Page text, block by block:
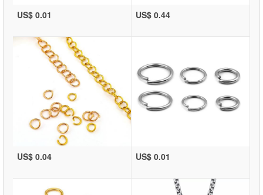
US$ 0.01 US$ 0.44
US$ 0.04 US$ 0.01